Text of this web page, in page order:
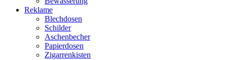
Reklame
Blechdosen
Schilder
Aschenbecher
Papierdosen
Zigarrenkisten